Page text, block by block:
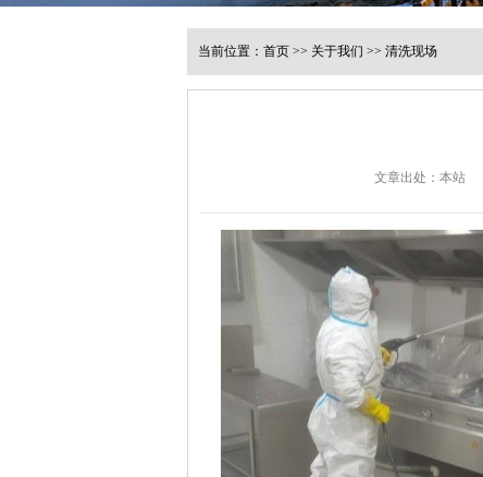
当前位置： 首页 >> 关于我们 >> 清洗现场
文章出处：本站